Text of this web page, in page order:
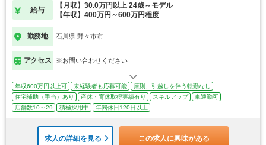
給与
【月収】30.0万円以上 24歳～モデル
【年収】400万円～600万円程度
勤務地 石川県 野々市市
アクセス ※お問い合わせください
年収600万円以上可 未経験者も応募可能
原則、引越しを伴う転勤なし
住宅補助（手当）あり
産休・育休取得実績有り スキルアップ
車通勤可
店舗数10～29
積極採用中 年間休日120日以上
求人の詳細を見る この求人に興味がある